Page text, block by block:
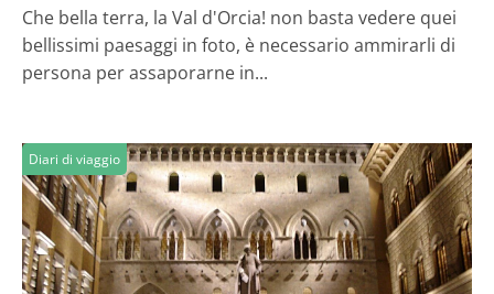
Che bella terra, la Val d'Orcia! non basta vedere quei
bellissimi paesaggi in foto, è necessario ammirarli di
persona per assaporarne in...
Diari di viaggio